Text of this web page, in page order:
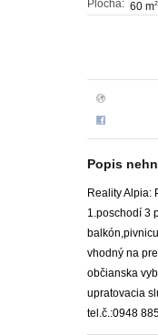
Plocha: 60 m2
Popis
Reality Alpia:
1.poschodí 3
vhodný na
občianska
upratovacia
tel.č.:0948